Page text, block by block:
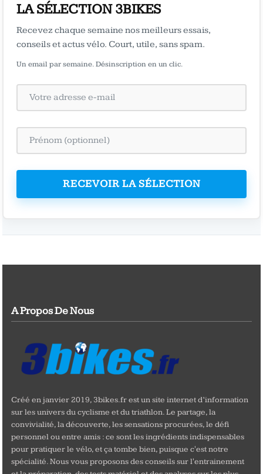
LA SÉLECTION 3BIKES
Recevez chaque semaine nos meilleurs essais,
conseils et actus vélo. Court, utile, sans spam.
Un email par semaine. Désinscription en un clic.
RECEVOIR LA SÉLECTION
A Propos De Nous
Créé en janvier 2019, 3bikes.fr est un site internet d’information
sur les univers du cyclisme et du triathlon. Le partage, la
convivialité, la découverte, les sensations procurées, le défi
personnel ou entre amis : ce sont les ingrédients indispensables
pour pratiquer le vélo, et ça tombe bien, puisque c'est notre
spécialité. Nous vous proposons des conseils sur l'entrainement